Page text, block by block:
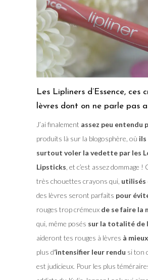
Les Lipliners d’Essence, ces
lèvres dont on ne parle pas
J’ai finalement assez peu entendu
produits là sur la blogosphère, où ils
surtout voler la vedette par les
Lipsticks, et c’est assez dommage !
très chouettes crayons qui, utilisés
des lèvres seront parfaits pour
rouges trop crémeuxde se faire la
qui, même posés sur la totalité de
aideront tes rouges à lèvres à
plus d‘intensifier leur rendu si ton
est judicieux. Pour les plus